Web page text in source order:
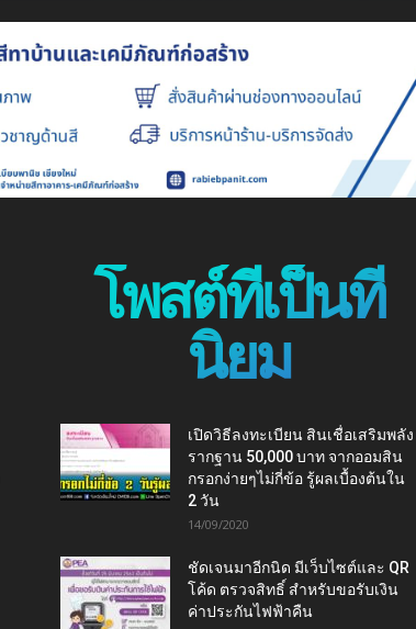
โพสต์ที่เป็นที่
นิยม
เปิดวิธีลงทะเบียน สินเชื่อเสริมพลัง
รากฐาน 50,000 บาท จากออมสิน
กรอกง่ายๆไม่กี่ข้อ รู้ผลเบื้องต้นใน
2 วัน
14/09/2020
ชัดเจนมาอีกนิด มีเว็บไซต์และ QR
โค้ด ตรวจสิทธิ์ สำหรับขอรับเงิน
ค่าประกันไฟฟ้าคืน